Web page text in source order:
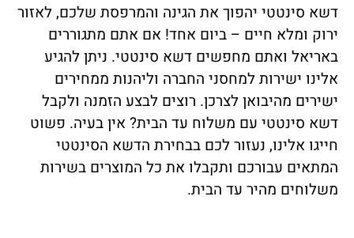
דשא סינטטי יהפוך את הגינה והמרפסת שלכם, לאזור
ירוק ומלא חיים – ביום אחד! אם אתם מתגוררים
באריאל ואתם מחפשים דשא סינטטי. ניתן להגיע
אלינו ישירות למחסני החברה וליהנות ממחירים
ישירים מהיבואן לצרכן. רוצים לבצע הזמנה ולקבל
דשא סינטטי עם משלוח עד הבית? אין בעיה. פשוט
חייגו אלינו, נעזור לכם בבחירת הדשא הסינטטי
המתאים עבורכם ותקבלו את כל המוצרים בשירות
משלוחים מהיר עד הבית.